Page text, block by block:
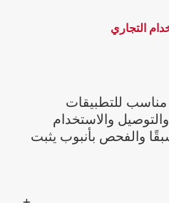
سخانات
التجاري
للتطبيقات
والاستخدام
والفحص بأنبوب يثبت